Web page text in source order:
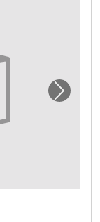
Stuttgart"